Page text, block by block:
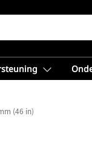
(46 in)